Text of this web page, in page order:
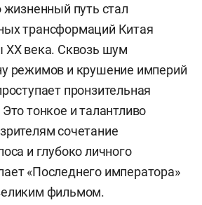
жизненный путь стал
трансформаций Китая
ХХ века. Сквозь шум
режимов и крушение империй
пронзительная
тонкое и талантливо
сочетание
и глубоко личного
«Последнего императора»
фильмом.